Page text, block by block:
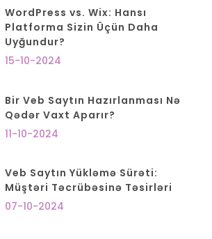
WordPress vs. Wix: Hansı
Platforma Sizin Üçün Daha
Uyğundur?
15-10-2024
Bir Veb Saytın Hazırlanması Nə
Qədər Vaxt Aparır?
11-10-2024
Veb Saytın Yükləmə Sürəti:
Müştəri Təcrübəsinə Təsirləri
07-10-2024